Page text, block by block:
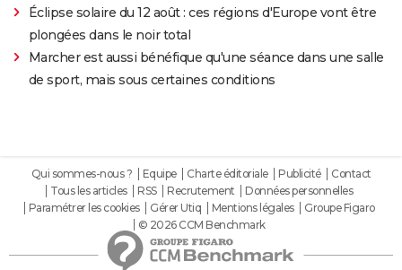
Éclipse solaire du 12 août : ces régions d'Europe vont être
plongées dans le noir total
Marcher est aussi bénéfique qu'une séance dans une salle
de sport, mais sous certaines conditions
Qui sommes-nous ? Equipe Charte éditoriale Publicité
Contact
Tous les articles
RSS Recrutement
Données personnelles
Paramétrer les cookies
Gérer Utiq Mentions légales
Groupe Figaro
© 2026 CCM Benchmark